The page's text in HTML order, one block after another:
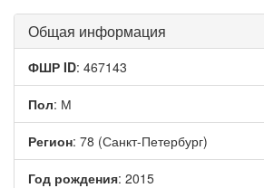
Общая информация
ФШР ID: 467143
Пол: М
Регион: 78 (Санкт-Петербург)
Год рождения: 2015